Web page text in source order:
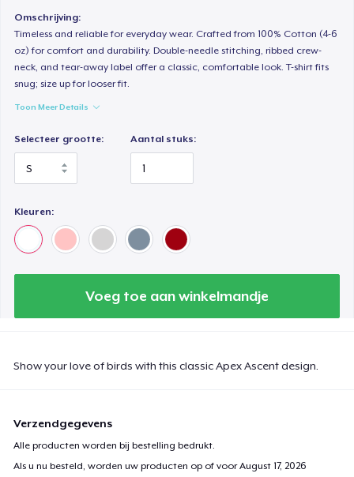
Omschrijving:
Timeless and reliable for everyday wear. Crafted from 100% Cotton (4-6
oz) for comfort and durability. Double-needle stitching, ribbed crew-
neck, and tear-away label offer a classic, comfortable look. T-shirt fits
snug; size up for looser fit.
Toon Meer Details
Selecteer grootte: Aantal stuks:
Kleuren:
Voeg toe aan winkelmandje
Show your love of birds with this classic Apex Ascent design.
Verzendgegevens
Alle producten worden bij bestelling bedrukt.
Als u nu besteld, worden uw producten op of voorAugust 17, 2026